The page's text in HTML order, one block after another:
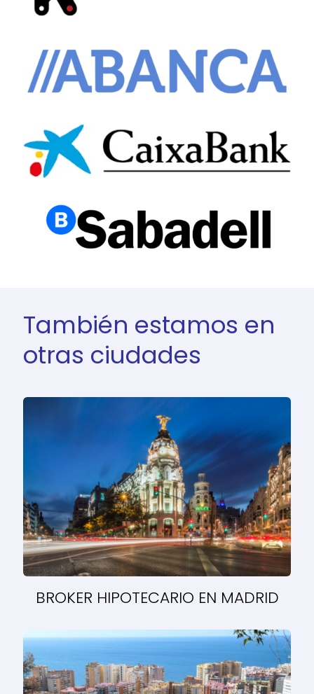
También estamos en
otras ciudades
BROKER HIPOTECARIO EN MADRID